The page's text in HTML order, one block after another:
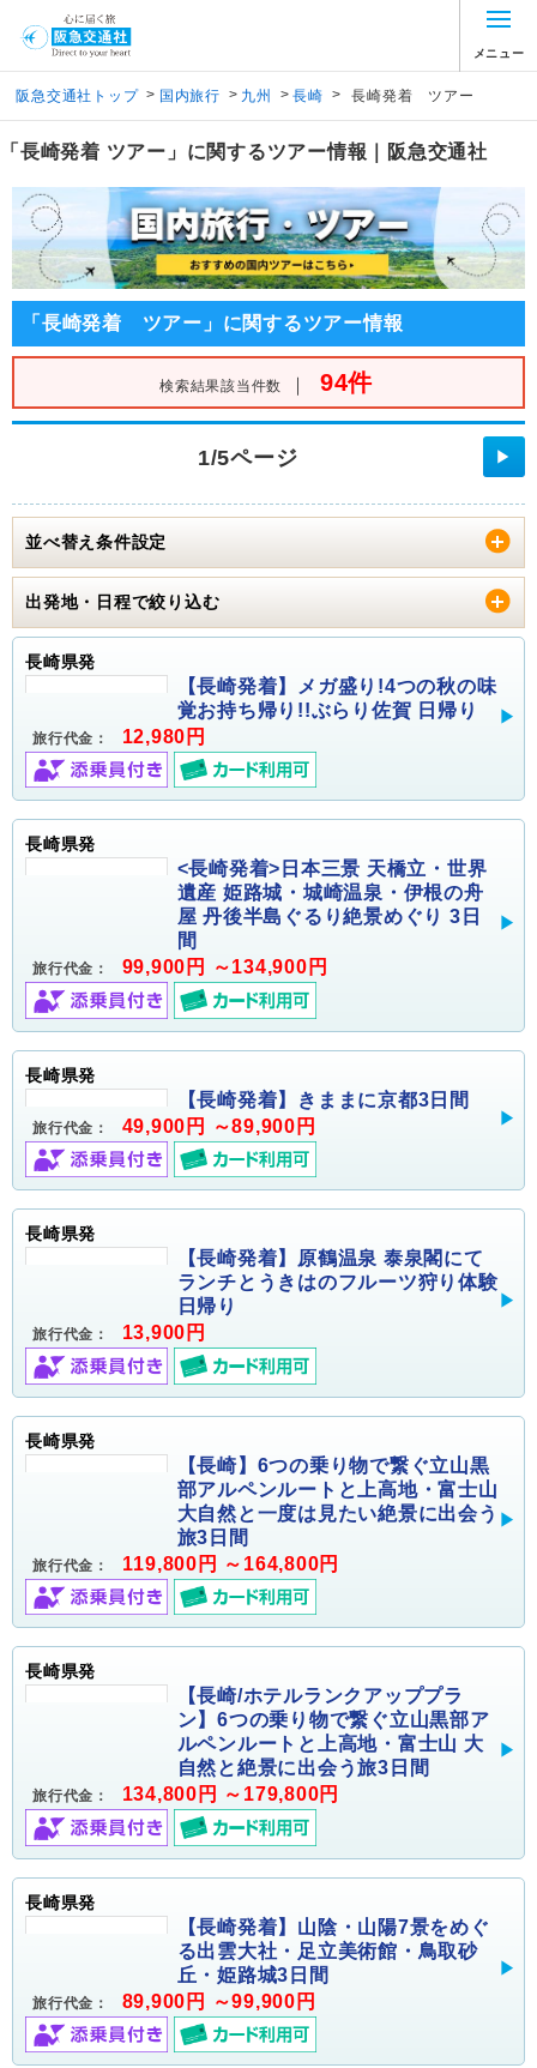
メニュー
阪急交通社トップ > 国内旅行 > 九州 > 長崎 > 長崎発着 ツアー
「長崎発着 ツアー」に関するツアー情報｜阪急交通社
「長崎発着 ツアー」に関するツアー情報
検索結果該当件数 ｜ 94件
1/5ページ ▶
並べ替え条件設定
出発地・日程で絞り込む
長崎県発
【長崎発着】メガ盛り!4つの秋の味
覚お持ち帰り!!ぶらり佐賀 日帰り
旅行代金： 12,980円
長崎県発
<長崎発着>日本三景 天橋立・世界
遺産 姫路城・城崎温泉・伊根の舟
屋 丹後半島ぐるり絶景めぐり 3日
間
旅行代金： 99,900円 ～134,900円
長崎県発
【長崎発着】きままに京都3日間
旅行代金： 49,900円 ～89,900円
長崎県発
【長崎発着】原鶴温泉 泰泉閣にて
ランチとうきはのフルーツ狩り体験
日帰り
旅行代金： 13,900円
長崎県発
【長崎】6つの乗り物で繋ぐ立山黒
部アルペンルートと上高地・富士山
大自然と一度は見たい絶景に出会う
旅3日間
旅行代金： 119,800円 ～164,800円
長崎県発
【長崎/ホテルランクアッププラ
ン】6つの乗り物で繋ぐ立山黒部ア
ルペンルートと上高地・富士山 大
自然と絶景に出会う旅3日間
旅行代金： 134,800円 ～179,800円
長崎県発
【長崎発着】山陰・山陽7景をめぐ
る出雲大社・足立美術館・鳥取砂
丘・姫路城3日間
旅行代金： 89,900円 ～99,900円